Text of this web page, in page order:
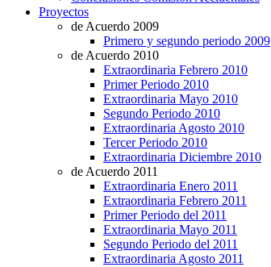
Proyectos
de Acuerdo 2009
Primero y segundo periodo 2009
de Acuerdo 2010
Extraordinaria Febrero 2010
Primer Periodo 2010
Extraordinaria Mayo 2010
Segundo Periodo 2010
Extraordinaria Agosto 2010
Tercer Periodo 2010
Extraordinaria Diciembre 2010
de Acuerdo 2011
Extraordinaria Enero 2011
Extraordinaria Febrero 2011
Primer Periodo del 2011
Extraordinaria Mayo 2011
Segundo Periodo del 2011
Extraordinaria Agosto 2011